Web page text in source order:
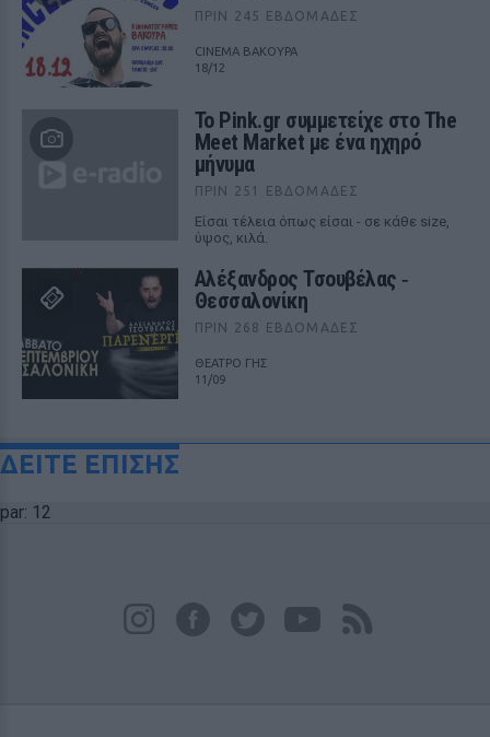
ΠΡΙΝ 245 ΕΒΔΟΜΆΔΕΣ
CINEMA ΒΑΚΟΥΡΑ
18/12
Το Pink.gr συμμετείχε στο The
Meet Market με ένα ηχηρό
μήνυμα
ΠΡΙΝ 251 ΕΒΔΟΜΆΔΕΣ
Είσαι τέλεια όπως είσαι - σε κάθε size,
ύψος, κιλά.
Αλέξανδρος Τσουβέλας ‑
Θεσσαλονίκη
ΠΡΙΝ 268 ΕΒΔΟΜΆΔΕΣ
ΘΕΑΤΡΟ ΓΗΣ
11/09
ΔΕΙΤΕ ΕΠΙΣΗΣ
par: 12